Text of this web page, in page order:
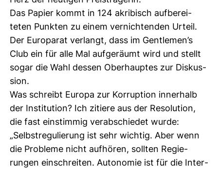
Das Papier kommt in 124 akri­bisch auf­be­rei­
teten Punkten zu einem ver­nich­tenden Urteil.
Der Euro­parat ver­langt, dass im Gen­tlemen’s
Club ein für alle Mal auf­ge­räumt wird und stellt
sogar die Wahl dessen Ober­hauptes zur Dis­kus­
sion.
Was schreibt Europa zur Kor­rup­tion inner­halb
der Insti­tu­tion? Ich zitiere aus der Reso­lu­tion,
die fast ein­stimmig ver­ab­schiedet wurde:
„Selbst­re­gu­lie­rung ist sehr wichtig. Aber wenn
die Pro­bleme nicht auf­hören, sollten Regie­
rungen ein­schreiten. Auto­nomie ist für die Inter­